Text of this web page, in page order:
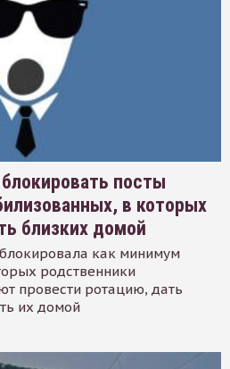
посты
в которых
близких домой
как минимум
родственники
провести ротацию, дать
их домой